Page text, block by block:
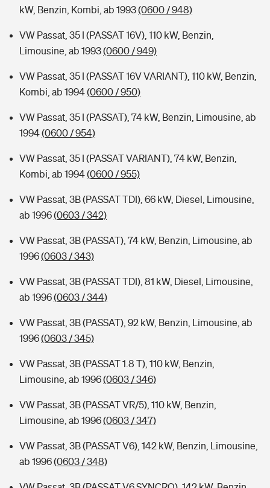
kW, Benzin, Kombi, ab 1993(0600 / 948)
VW Passat, 35 I (PASSAT 16V), 110 kW, Benzin,
Limousine, ab 1993(0600 / 949)
VW Passat, 35 I (PASSAT 16V VARIANT), 110 kW, Benzin,
Kombi, ab 1994(0600 / 950)
VW Passat, 35 I (PASSAT), 74 kW, Benzin, Limousine, ab
1994(0600 / 954)
VW Passat, 35 I (PASSAT VARIANT), 74 kW, Benzin,
Kombi, ab 1994(0600 / 955)
VW Passat, 3B (PASSAT TDI), 66 kW, Diesel, Limousine,
ab 1996(0603 / 342)
VW Passat, 3B (PASSAT), 74 kW, Benzin, Limousine, ab
1996(0603 / 343)
VW Passat, 3B (PASSAT TDI), 81 kW, Diesel, Limousine,
ab 1996(0603 / 344)
VW Passat, 3B (PASSAT), 92 kW, Benzin, Limousine, ab
1996(0603 / 345)
VW Passat, 3B (PASSAT 1.8 T), 110 kW, Benzin,
Limousine, ab 1996(0603 / 346)
VW Passat, 3B (PASSAT VR/5), 110 kW, Benzin,
Limousine, ab 1996(0603 / 347)
VW Passat, 3B (PASSAT V6), 142 kW, Benzin, Limousine,
ab 1996(0603 / 348)